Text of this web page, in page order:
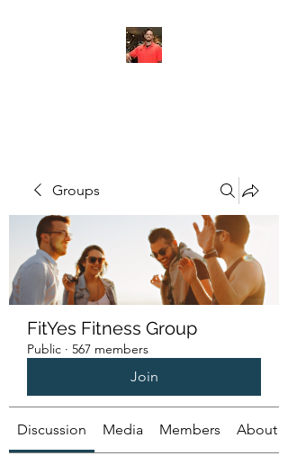
Groups
FitYes Fitness Group
Public · 567 members
Join
Discussion Media Members About